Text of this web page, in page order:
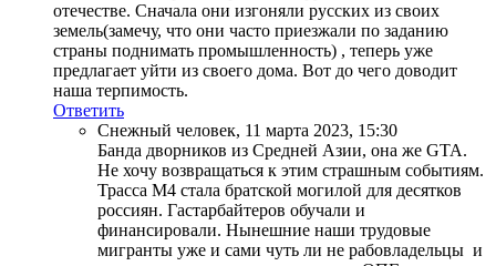
отечестве. Сначала они изгоняли русских из своих
земель(замечу, что они часто приезжали по заданию
страны поднимать промышленность) , теперь уже
предлагает уйти из своего дома. Вот до чего доводит
наша терпимость.
Ответить
Снежный человек, 11 марта 2023, 15:30
Банда дворников из Средней Азии, она же GTA.
Не хочу возвращаться к этим страшным событиям.
Трасса М4 стала братской могилой для десятков
россиян. Гастарбайтеров обучали и
финансировали. Нынешние наши трудовые
мигранты уже и сами чуть ли не рабовладельцы и